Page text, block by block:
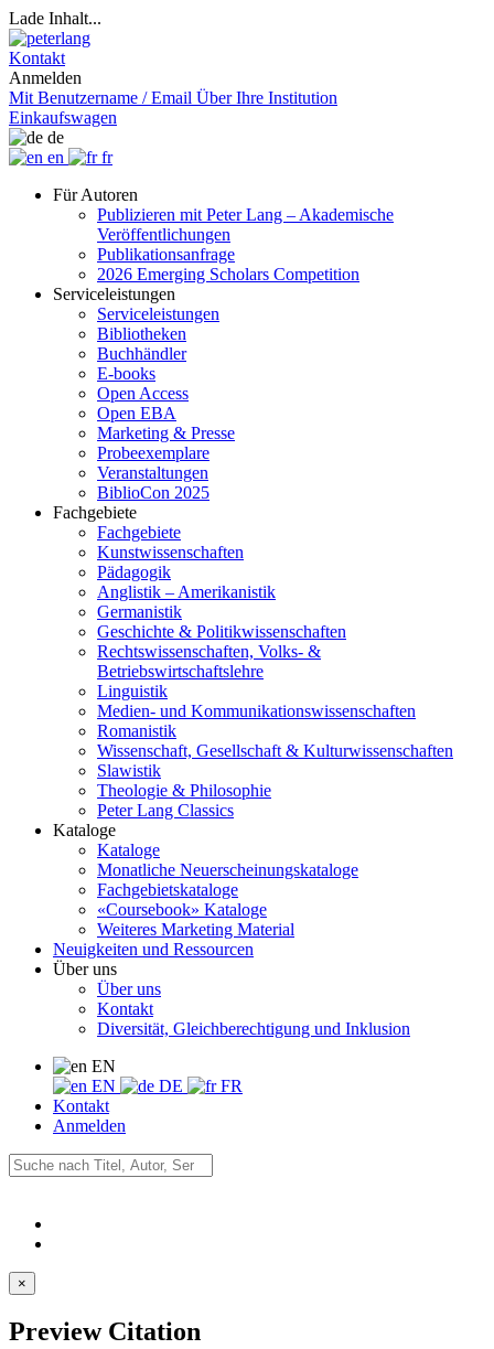
Lade Inhalt...
Kontakt
Anmelden
Mit Benutzername / Email Über Ihre Institution
Einkaufswagen
de
en
fr
Für Autoren
Publizieren mit Peter Lang – Akademische
Veröffentlichungen
Publikationsanfrage
2026 Emerging Scholars Competition
Serviceleistungen
Serviceleistungen
Bibliotheken
Buchhändler
E-books
Open Access
Open EBA
Marketing & Presse
Probeexemplare
Veranstaltungen
BiblioCon 2025
Fachgebiete
Fachgebiete
Kunstwissenschaften
Pädagogik
Anglistik – Amerikanistik
Germanistik
Geschichte & Politikwissenschaften
Rechtswissenschaften, Volks- &
Betriebswirtschaftslehre
Linguistik
Medien- und Kommunikationswissenschaften
Romanistik
Wissenschaft, Gesellschaft & Kulturwissenschaften
Slawistik
Theologie & Philosophie
Peter Lang Classics
Kataloge
Kataloge
Monatliche Neuerscheinungskataloge
Fachgebietskataloge
«Coursebook» Kataloge
Weiteres Marketing Material
Neuigkeiten und Ressourcen
Über uns
Über uns
Kontakt
Diversität, Gleichberechtigung und Inklusion
EN
EN
DE
FR
Kontakt
Anmelden
×
Preview Citation